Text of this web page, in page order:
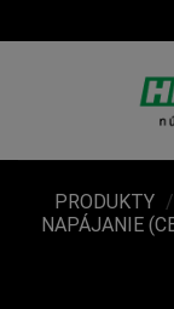
to
PRODUKTY /
NAPÁJANIE